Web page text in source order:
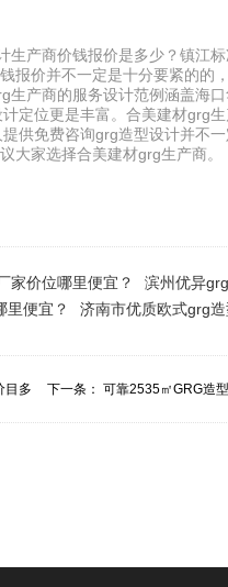
生产商价钱报价是多少？镇江
报价并不一定是十分要紧的的
生产商的服务设计范例涵盖海
定位更是丰富。合美建材grg
供免费咨询grg造型设计并不
大家选择合美建材grg生产商。
家价位哪里便宜？ 滨州优异
里便宜？
济南市优质欧式grg
目多
下一条： 可靠2535㎡GRG造